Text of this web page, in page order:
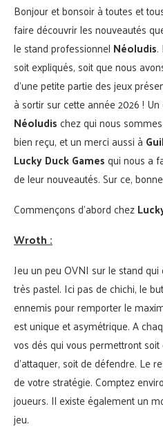
Bonjour et bonsoir à toutes et
faire découvrir les nouveautés
le stand professionnel Néoludis.
soit expliqués, soit que nous
d’une petite partie des jeux
à sortir sur cette année 2026 !
Néoludischez qui nous
bien reçu, et un merci aussi à
Lucky Duck Gamesqui nous a
de leur nouveautés. Sur ce,
Commençons d’abord chez
Wroth :
Jeu un peu OVNI sur le stand
très pastel. Ici pas de chichi, le
ennemis pour remporter le
est unique et asymétrique. A
vos dés qui vous permettront
d’attaquer, soit de défendre. Le
de votre stratégie. Comptez
joueurs. Il existe également un
jeu.